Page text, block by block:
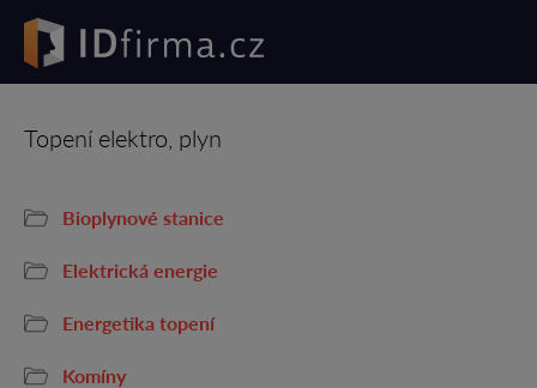
Topení elektro, plyn
Bioplynové stanice
Elektrická energie
Energetika topení
Komíny